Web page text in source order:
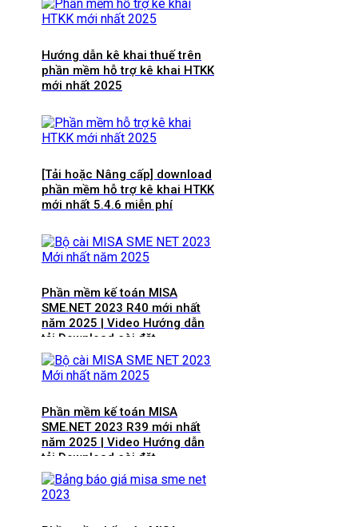
Hướng dẫn kê khai thuế trên
phần mềm hỗ trợ kê khai HTKK
mới nhất 2025
[Tải hoặc Nâng cấp] download
phần mềm hỗ trợ kê khai HTKK
mới nhất 5.4.6 miễn phí
Phần mềm kế toán MISA
SME.NET 2023 R40 mới nhất
năm 2025 | Video Hướng dẫn
tải Download cài đặt
Phần mềm kế toán MISA
SME.NET 2023 R39 mới nhất
năm 2025 | Video Hướng dẫn
tải Download cài đặt